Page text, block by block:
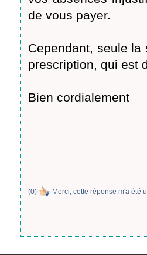
de vous payer.
Cependant, seule
prescription, qui est
Bien cordialement
(0) Merci, cette réponse m'a été